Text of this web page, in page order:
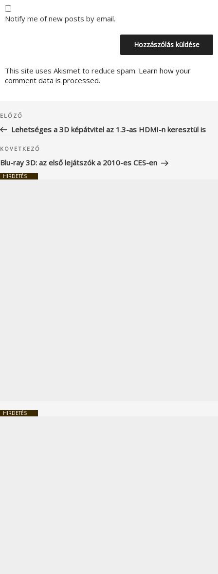
Notify me of new posts by email.
This site uses Akismet to reduce spam. Learn how your
comment data is processed.
navigáció
Korábbi
bejegyzés
ELŐZŐ
Lehetséges a 3D képátvitel az 1.3-as HDMI-n keresztül is
Következő
bejegyzés
KÖVETKEZŐ
Blu-ray 3D: az első lejátszók a 2010-es CES-en
HIRDETÉS
HIRDETÉS